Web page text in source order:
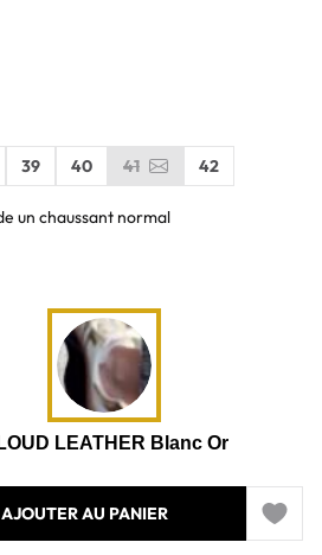
39 40 41 42
un chaussant normal
AJOUTER AU PANIER
Add to